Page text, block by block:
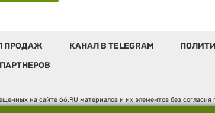
ПРОДАЖ КАНАЛ В TELEGRAM
на сайте 66.RU материалов и их элементов без
связи, информационных технологий и массовых